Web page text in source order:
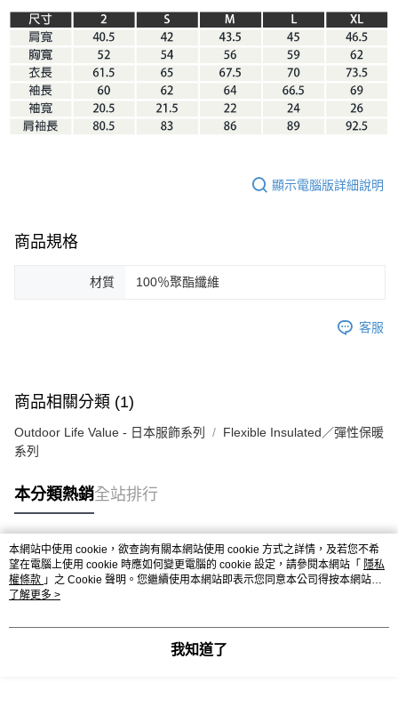
顯示電腦版詳細說明
商品規格
材質 100％聚酯纖維
客服
商品相關分類 (1)
Outdoor Life Value - 日本服飾系列
Flexible Insulated／彈性保暖
系列
本分類熱銷全站排行
熱門標籤
本網站中使用 cookie，欲查詢有關本網站使用 cookie 方式之詳情，及若您不希
望在電腦上使用 cookie 時應如何變更電腦的 cookie 設定，請參閱本網站「 隱私
權條款 」之 Cookie 聲明。您繼續使用本網站即表示您同意本公司得按本網站使
用條款之 Cookie 聲明使用 cookie。
了解更多 >
我知道了